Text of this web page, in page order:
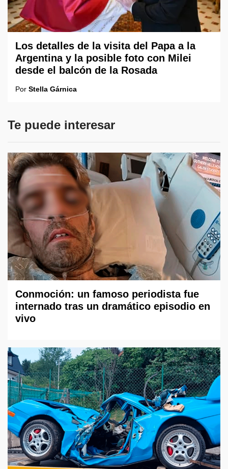
Los detalles de la visita del Papa a la
Argentina y la posible foto con Milei
desde el balcón de la Rosada
Por Stella Gárnica
Te puede interesar
Conmoción: un famoso periodista fue
internado tras un dramático episodio en
vivo